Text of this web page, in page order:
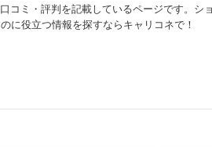
コミ・評判を記載しているページです。
に役立つ情報を探すならキャリコネで！